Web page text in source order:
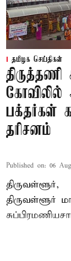
தமிழக செய்திகள்
திருத்தணி
கோவிலில்
பக்தர்கள்
தரிசனம்
Published on: 06
திருவள்ளூர்,
திருவள்ளூர்